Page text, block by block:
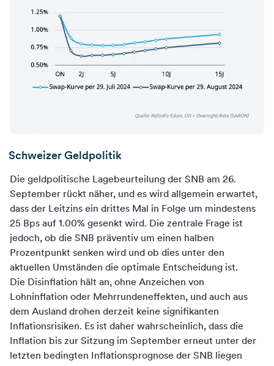
Schweizer Geldpolitik
Die geldpolitische Lagebeurteilung der SNB am 26.
September rückt näher, und es wird allgemein erwartet,
dass der Leitzins ein drittes Mal in Folge um mindestens
25 Bps auf 1.00% gesenkt wird. Die zentrale Frage ist
jedoch, ob die SNB präventiv um einen halben
Prozentpunkt senken wird und ob dies unter den
aktuellen Umständen die optimale Entscheidung ist.
Die Disinflation hält an, ohne Anzeichen von
Lohninflation oder Mehrrundeneffekten, und auch aus
dem Ausland drohen derzeit keine signifikanten
Inflationsrisiken. Es ist daher wahrscheinlich, dass die
Inflation bis zur Sitzung im September erneut unter der
letzten bedingten Inflationsprognose der SNB liegen